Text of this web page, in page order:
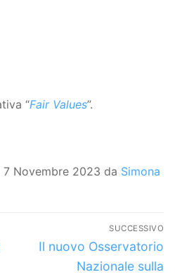
“Fair Values”.
Novembre 2023 da Simona
SUCCESSIVO
Articolo
successivo:
Il nuovo Osservatorio
Nazionale sulla